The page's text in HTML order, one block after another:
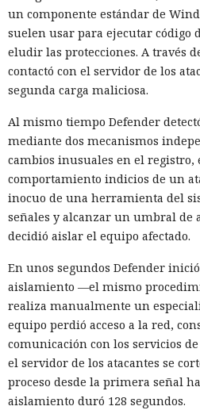
un componente estándar de
suelen usar para ejecutar código
eludir las protecciones. A través
contactó con el servidor de los
segunda carga maliciosa.
Al mismo tiempo Defender
mediante dos mecanismos
cambios inusuales en el registro,
comportamiento indicios de un
inocuo de una herramienta del
señales y alcanzar un umbral de
decidió aislar el equipo afectado.
En unos segundos Defender
aislamiento —el mismo
realiza manualmente un
equipo perdió acceso a la red,
comunicación con los servicios
el servidor de los atacantes se
proceso desde la primera señal
aislamiento duró 128 segundos.